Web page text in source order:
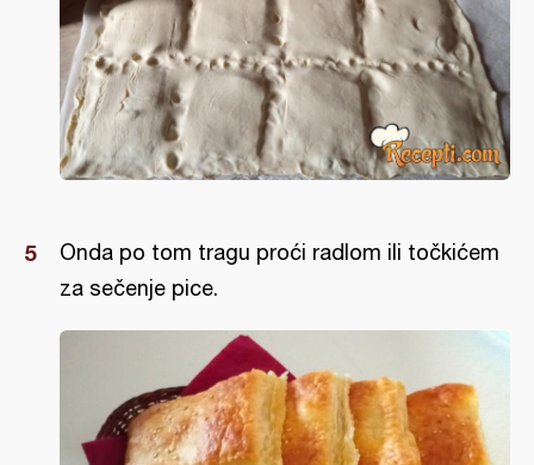
Onda po tom tragu proći radlom ili točkićem
za sečenje pice.